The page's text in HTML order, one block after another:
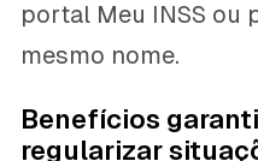
portal Meu INSS ou
mesmo nome.
Benefícios
regularizar